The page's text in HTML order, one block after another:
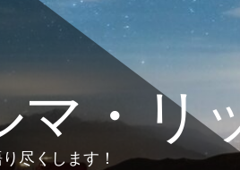
マ・リ
します！